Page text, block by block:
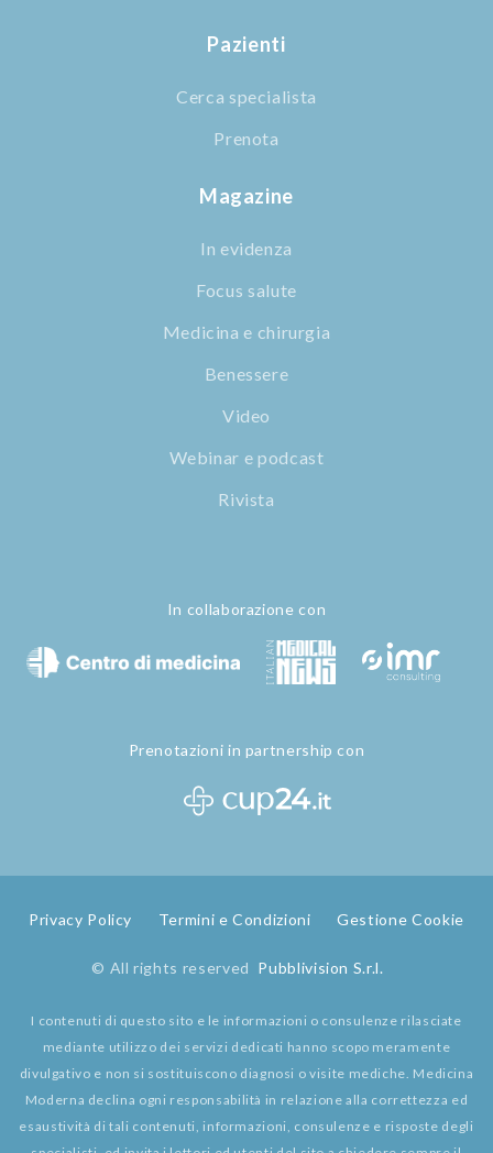
Pazienti
Cerca specialista
Prenota
Magazine
In evidenza
Focus salute
Medicina e chirurgia
Benessere
Video
Webinar e podcast
Rivista
In collaborazione con
Prenotazioni in partnership con
Privacy Policy Termini e Condizioni Gestione Cookie
© All rights reserved Pubblivision S.r.l.
I contenuti di questo sito e le informazioni o consulenze rilasciate
mediante utilizzo dei servizi dedicati hanno scopo meramente
divulgativo e non si sostituiscono diagnosi o visite mediche. Medicina
Moderna declina ogni responsabilità in relazione alla correttezza ed
esaustività di tali contenuti, informazioni, consulenze e risposte degli